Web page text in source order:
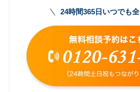
24時間365日いつでも